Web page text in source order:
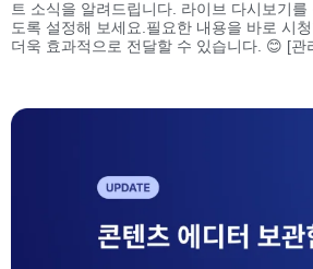
트 소식을 알려드립니다. 라이브 다시보기
도록 설정해 보세요.필요한 내용을 바로 시
더욱 효과적으로 전달할 수 있습니다. 😊 [관